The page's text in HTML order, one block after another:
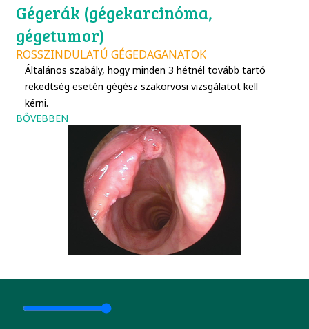
Gégerák (gégekarcinóma,
gégetumor)
ROSSZINDULATÚ GÉGEDAGANATOK
Általános szabály, hogy minden 3 hétnél tovább tartó
rekedtség esetén gégész szakorvosi vizsgálatot kell
kérni.
BŐVEBBEN